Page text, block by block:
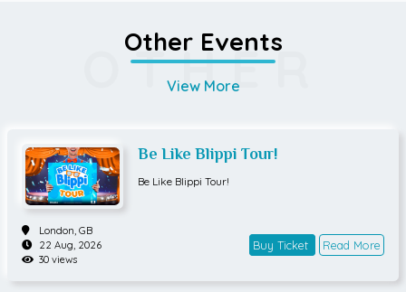
OTHER
Other Events
View More
Be Like Blippi Tour!
Be Like Blippi Tour!
London, GB
22 Aug, 2026
30 views
Buy Ticket Read More